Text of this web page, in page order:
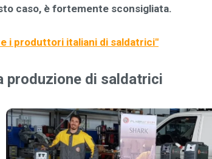
caso, è fortemente sconsigliata.
i produttori italiani di saldatrici"
produzione di saldatrici